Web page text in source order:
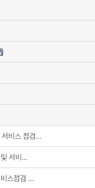
비스 점검…
서비…
스점검 …